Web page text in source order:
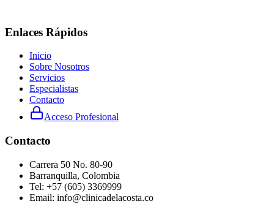
Enlaces Rápidos
Inicio
Sobre Nosotros
Servicios
Especialistas
Contacto
Acceso Profesional
Contacto
Carrera 50 No. 80-90
Barranquilla, Colombia
Tel: +57 (605) 3369999
Email: info@clinicadelacosta.co